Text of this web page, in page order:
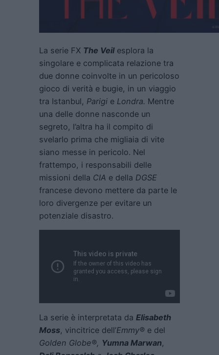
La serie FX The Veilesplora la
singolare e complicata relazione tra
due donne coinvolte in un pericoloso
gioco di verità e bugie, in un viaggio
tra Istanbul, Parigi e Londra. Mentre
una delle donne nasconde un
segreto, l’altra ha il compito di
svelarlo prima che migliaia di vite
siano messe in pericolo. Nel
frattempo, i responsabili delle
missioni della CIA e della DGSE
francese devono mettere da parte le
loro divergenze per evitare un
potenziale disastro.
La serie è interpretata da Elisabeth
Moss, vincitrice dell’Emmy®️ e del
Golden Globe®️, Yumna Marwan,